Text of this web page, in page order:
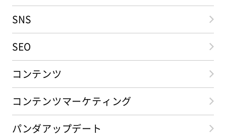
SNS
SEO
コンテンツ
コンテンツマーケティング
パンダアップデート